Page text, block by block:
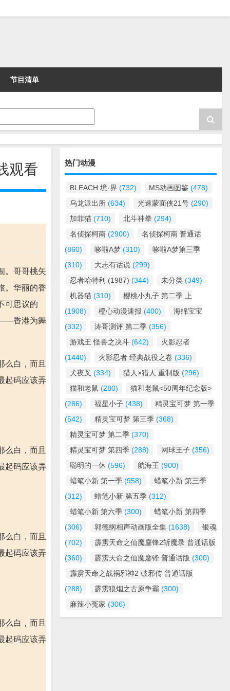
节目清单
观看
。哥哥桃矢
。华丽的香
可思议的
——香港为舞
么白，而且
起码应该弄
么白，而且
起码应该弄
么白，而且
起码应该弄
么白，而且
起码应该弄
热门动漫
BLEACH 境·界 (732) MS动画图鉴 (478)
乌龙派出所 (634) 光速蒙面侠21号 (290)
加菲猫 (710) 北斗神拳 (294)
名侦探柯南 (2900)
名侦探柯南 普通话
(860)
哆啦A梦 (310)
哆啦A梦第三季
(310)
大志有话说 (299)
忍者哈特利 (1987) (344) 未分类 (349)
机器猫 (310)
樱桃小丸子 第二季 上
(1908)
橙心动漫速报 (400)
海绵宝宝
(332)
涛哥测评 第二季 (356)
游戏王 怪兽之决斗 (642)
火影忍者
(1440)
火影忍者 经典战役之卷 (336)
犬夜叉 (334) 猎人×猎人 重制版 (296)
猫和老鼠 (280)
猫和老鼠<50周年纪念版>
(286)
福星小子 (438)
精灵宝可梦 第一季
(542)
精灵宝可梦 第三季 (368)
精灵宝可梦 第二季 (370)
精灵宝可梦 第四季 (288) 网球王子 (356)
聪明的一休 (596) 航海王 (900)
蜡笔小新 第一季 (958)
蜡笔小新 第三季
(312)
蜡笔小新 第五季 (312)
蜡笔小新 第六季 (300)
蜡笔小新 第四季
(306)
郭德纲相声动画版全集 (1638)
银魂
(702)
霹雳天命之仙魔鏖锋2斩魔录 普通话版
(360)
霹雳天命之仙魔鏖锋 普通话版 (300)
霹雳天命之战祸邪神2 破邪传 普通话版
(288)
霹雳狼烟之古原争霸 (300)
麻辣小冤家 (306)